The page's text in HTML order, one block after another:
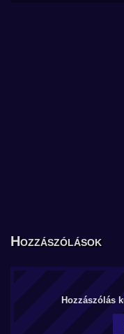
Hozzászólások
Hozzászólás